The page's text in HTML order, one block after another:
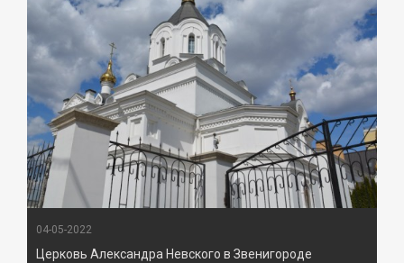
04-05-2022
Церковь Александра Невского в Звенигороде